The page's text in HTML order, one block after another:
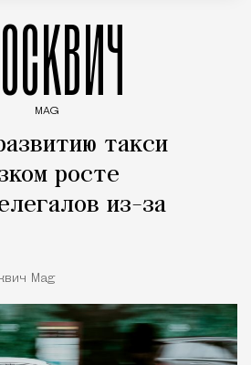
MAG
такси
росте
из-за
Mag